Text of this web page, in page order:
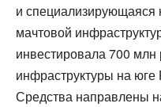
и специализирующаяся
мачтовой
инвестировала 700 млн
инфраструктуры на
Средства направлены